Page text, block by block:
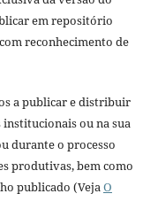
em repositório
reconhecimento de
a publicar e distribuir
ou na sua
durante o processo
produtivas, bem como
publicado (VejaO